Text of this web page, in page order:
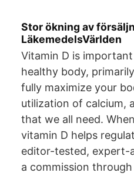
Stor ökning av
LäkemedelsVärlden
Vitamin D is
healthy body,
fully maximize your
utilization of calcium,
that we all need.
vitamin D helps
editor-tested, expert-
a commission